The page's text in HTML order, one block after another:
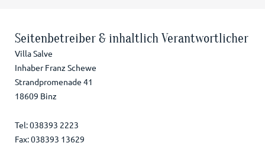
Seitenbetreiber & inhaltlich Verantwortlicher
Villa Salve
Inhaber Franz Schewe
Strandpromenade 41
18609 Binz
Tel: 038393 2223
Fax: 038393 13629